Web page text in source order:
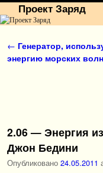
Проект Заряд
Навигация по
← Генератор,
энергию морских волн
2.06 — Энергия
Джон Бедини
Опубликовано 24.05.2011